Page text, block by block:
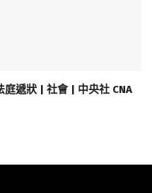
遞狀 | 社會 | 中央社 CNA